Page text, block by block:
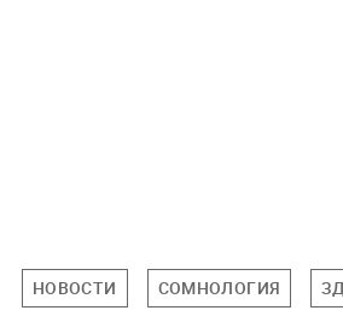
НОВОСТИ СОМНОЛОГИЯ